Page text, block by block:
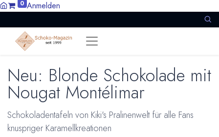
0 Anmelden
Neu: Blonde Schokolade mit
Nougat Montélimar
Schokoladentafeln von Kiki's Pralinenwelt für alle Fans
knuspriger Karamellkreationen